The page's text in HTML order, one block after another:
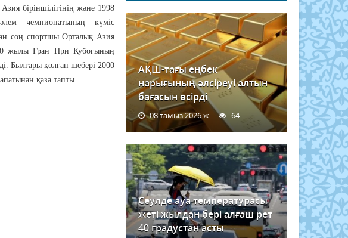
біріншілігінің және 1998
чемпионатының күміс
соң спортшы Орталық Азия
жылы Гран При Кубогының
Былғары қолғап шебері 2000
қаза тапты.
АҚШ-тағы еңбек
нарығының әлсіреуі алтын
бағасын өсірді
08 тамыз 2026 ж. 64
Сеулде ауа температурасы
жеті жылдан бері алғаш рет
40 градустан асты